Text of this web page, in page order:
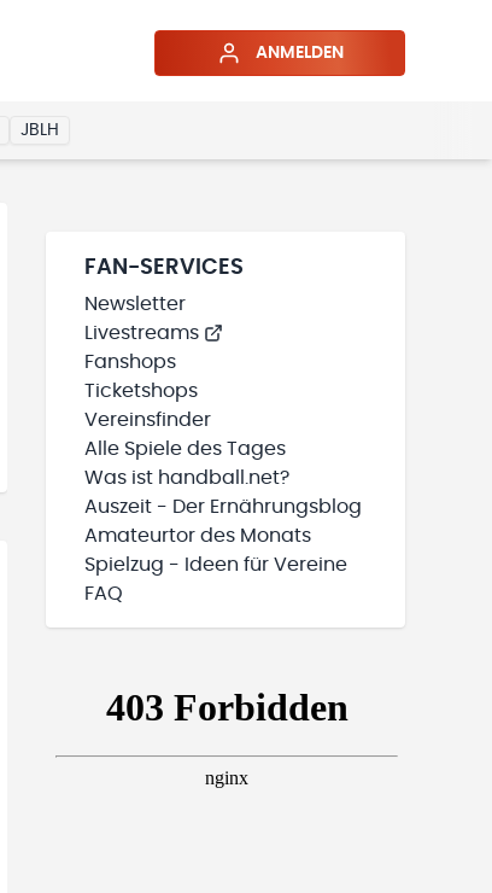
ANMELDEN
JBLH
FAN-SERVICES
Newsletter
Livestreams
Fanshops
Ticketshops
Vereinsfinder
Alle Spiele des Tages
Was ist handball.net?
Auszeit - Der Ernährungsblog
Amateurtor des Monats
Spielzug - Ideen für Vereine
FAQ